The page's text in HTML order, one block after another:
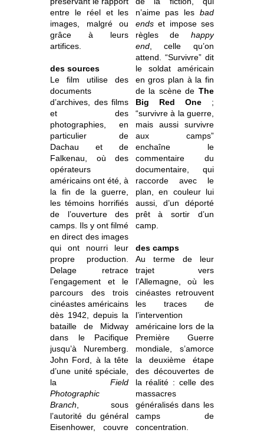
entre le réel et les
images, malgré ou
grâce à leurs
artifices.
des sources
Le film utilise des
documents
d’archives, des films
et des
photographies, en
particulier de
Dachau et de
Falkenau, où des
opérateurs
américains ont été, à
la fin de la guerre,
les témoins horrifiés
de l’ouverture des
camps. Ils y ont filmé
en direct des images
qui ont nourri leur
propre production.
Delage retrace
l’engagement et le
parcours des trois
cinéastes américains
dès 1942, depuis la
bataille de Midway
dans le Pacifique
jusqu’à Nuremberg.
John Ford, à la tête
d’une unité spéciale,
laField
Photographic
Branch, sous
l’autorité du général
Eisenhower, couvre
n’aime pas les bad
endset impose ses
règles de happy
end, celle qu’on
attend. “Survivre” dit
le soldat américain
en gros plan à la fin
de la scène de The
Big Red One;
“survivre à la guerre,
mais aussi survivre
aux camps”
enchaîne le
commentaire du
documentaire, qui
raccorde avec le
plan, en couleur lui
aussi, d’un déporté
prêt à sortir d’un
camp.
des camps
Au terme de leur
trajet vers
l’Allemagne, où les
cinéastes retrouvent
les traces de
l’intervention
américaine lors de la
Première Guerre
mondiale, s’amorce
la deuxième étape
des découvertes de
la réalité : celle des
massacres
généralisés dans les
camps de
concentration.